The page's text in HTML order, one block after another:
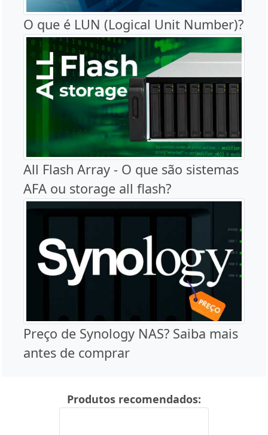
O que é LUN (Logical Unit Number)?
All Flash Array - O que são sistemas
AFA ou storage all flash?
Preço de Synology NAS? Saiba mais
antes de comprar
Produtos recomendados: